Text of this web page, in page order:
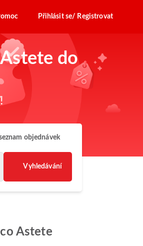
Přihlásit se/ Registrovat
do
objednávek
Vyhledávání
Astete